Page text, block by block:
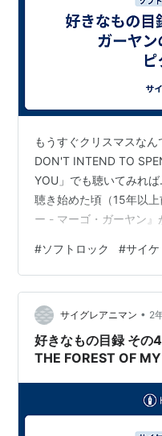
もうすぐクリスマスな
DON'T INTEND TO
YOU」でも聴いてみれ
聴き始めた頃（15年以
ー - マーゴ・ガーヤン』
ど、興味ない人には全く
すが、なんか最近は広
いで、マーゴ・ガーヤ
ージック』とか、トリビ
ムワン・アイ・ノウ：
ゴ・ガーヤン』…
#ソフトロック #サイケ
サイグレアニマン • 2
好きなもの目録 その
THE FOREST OF